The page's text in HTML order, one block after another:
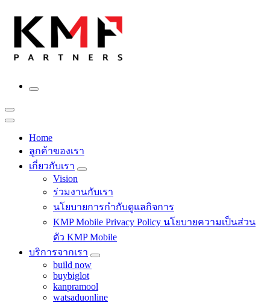
content
Fintech สำหรับวงการรับเหมาก่อสร้าง สู่อนาคตที่ดีกว่าไปพร้อม
Home
ลูกค้าของเรา
เกี่ยวกับเรา
Vision
ร่วมงานกับเรา
นโยบายการกำกับดูแลกิจการ
KMP Mobile Privacy Policy นโยบายความเป็นส่วน
ตัว KMP Mobile
บริการจากเรา
build now
buybiglot
kanpramool
watsaduonline